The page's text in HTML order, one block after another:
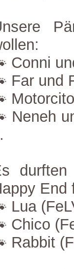
Conni
Far und
Neneh
End
Lua
Chico
Rabbit